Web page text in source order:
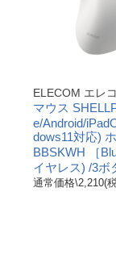
ELECOM エレ
マウス
e/Android/
dows11対応)
BBSKWH ［
イヤレス) /3ボ
通常価格\2,210(